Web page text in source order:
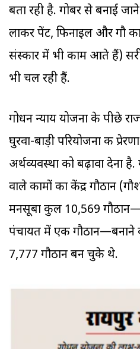
बता रही है. गोबर से बनाई
लाकर पेंट, फिनाइल और गौ
संस्कार में भी काम आते हैं)
भी चल रही हैं.
गोधन न्याय योजना के पीछे
घुरवा-बाड़ी परियोजना की
अर्थव्यवस्था को बढ़ावा देना
वाले कामों का केंद्र गौठान
मनसूबा कुल 10,569
पंचायत में एक
7,777 गौठान बन चुके थे.